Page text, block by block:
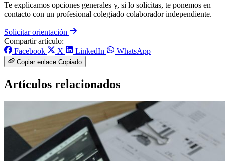
Te explicamos opciones generales y, si lo solicitas, te ponemos en
contacto con un profesional colegiado colaborador independiente.
Solicitar orientación
Compartir artículo:
Facebook
X LinkedIn WhatsApp
Copiar enlace Copiado
Artículos relacionados